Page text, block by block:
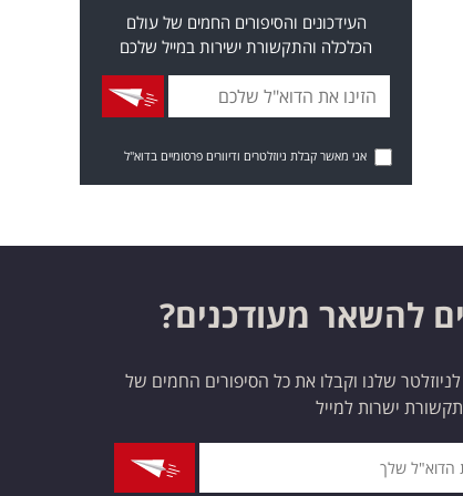
העידכונים והסיפורים החמים של עולם
הכלכלה והתקשורת ישירות במייל שלכם
אני מאשר קבלת ניוזלטרים ודיוורים פרסומיים בדוא"ל
להשאר מעודכנים?
שלנו וקבלו את כל הסיפורים החמים של
ישרות למייל